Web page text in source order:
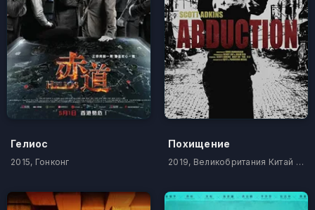
Гелиос
2015, Гонконг
Похищение
2019, Великобритания Китай Вьетнам